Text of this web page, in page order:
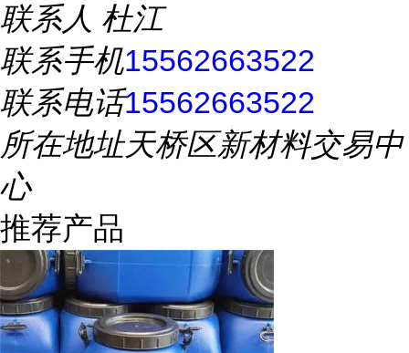
联系人 杜江
联系手机15562663522
联系电话15562663522
所在地址天桥区新材料交易中
心
推荐产品